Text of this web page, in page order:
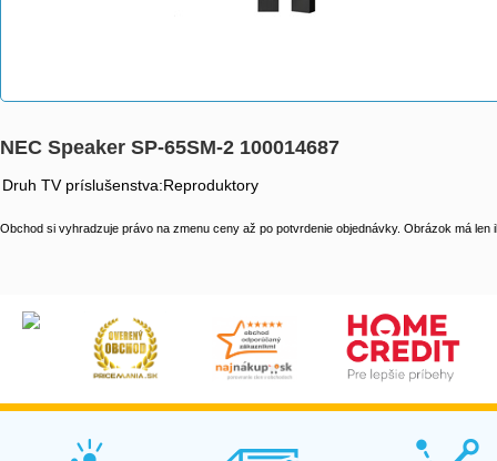
NEC Speaker SP-65SM-2 100014687
Druh TV príslušenstva:Reproduktory
Obchod si vyhradzuje právo na zmenu ceny až po potvrdenie objednávky. Obrázok má len